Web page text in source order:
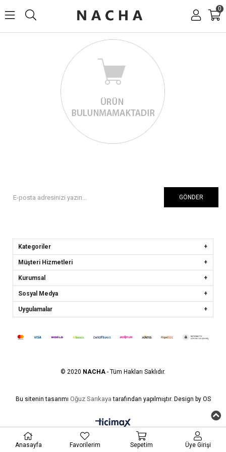
0
GÖNDER
Kategoriler
Müşteri Hizmetleri
Kurumsal
Sosyal Medya
Uygulamalar
© 2020 NACHA - Tüm Hakları Saklıdır.
Bu sitenin tasarımı Oğuz Sarıkaya tarafından yapılmıştır. Design by OS
Anasayfa Favorilerim Sepetim Üye Girişi